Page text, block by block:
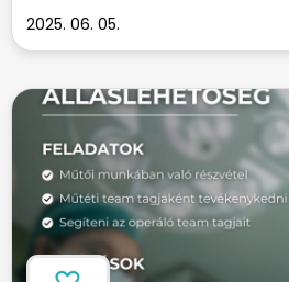
2025. 06. 05.